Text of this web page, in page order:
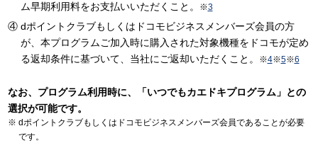
ム早期利用料をお支払いいただくこと。
※3
dポイントクラブもしくはドコモビジネスメンバーズ会員の方
が、本プログラムご加入時に購入された対象機種をドコモが定め
る返却条件に基づいて、当社にご返却いただくこと。
※4※5※6
なお、プログラム利用時に、「いつでもカエドキプログラム」との
選択が可能です。
dポイントクラブもしくはドコモビジネスメンバーズ会員であることが必要
です。